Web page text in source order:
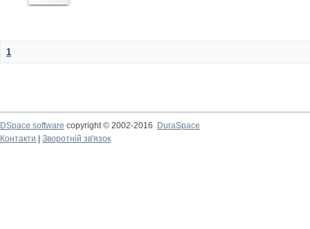
1
DSpace software copyright © 2002-2016
DuraSpace
Контакти
Зворотній зв'язок